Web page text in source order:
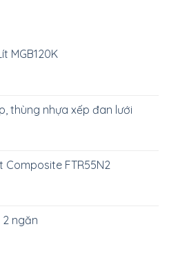
MGB120K
thùng nhựa xếp đan lưới
Composite FTR55N2
ngăn